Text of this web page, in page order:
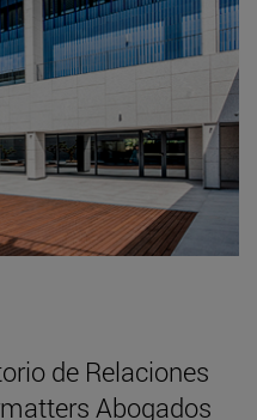
de Relaciones
Abogados